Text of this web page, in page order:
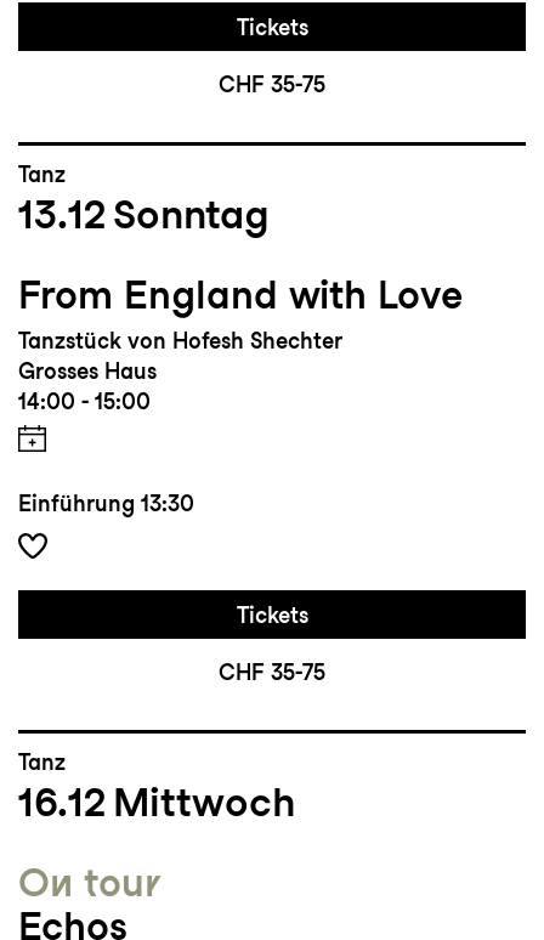
Tickets
CHF 35-75
Tanz
13.12 Sonntag
From England with Love
Tanzstück von Hofesh Shechter
Grosses Haus
14:00 - 15:00
Einführung 13:30
Tickets
CHF 35-75
Tanz
16.12 Mittwoch
On tour
Echos